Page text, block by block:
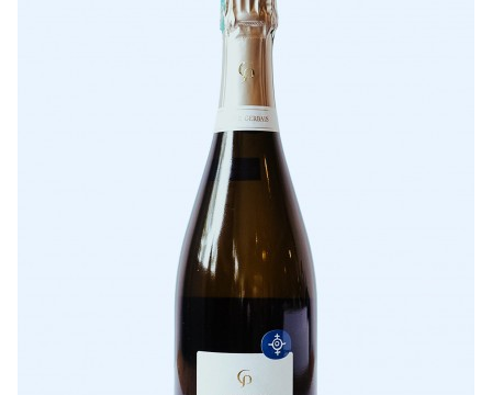
LISTE DE PRIX RESTAURANTS
POLITIQUE DE CONFIDENTIALITÉ
INSTAGRAM